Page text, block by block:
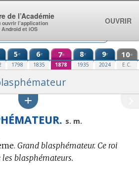
5e
1798
6e
1835
7e
1878
8e
1935
9e
2024
10e
E.C.
s. m.
Grand blasphémateur. Ce roi
blasphémateurs.
de l’Académie
ouvrir l’application
et iOS
OUVRIR